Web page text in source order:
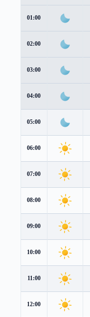
01:00
02:00
03:00
04:00
05:00
06:00
07:00
08:00
09:00
10:00
11:00
12:00